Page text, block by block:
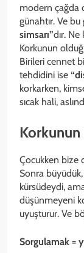
modern çağda
günahtır. Ve bu
simsarı”dır.
Korkunun
Birileri cennet
tehdidini ise
korkarken,
sıcak hali,
Çocukken bize
Sonra
kürsüdeydi,
düşünmeyeni
uyuşturur. Ve
Sorgulamak =